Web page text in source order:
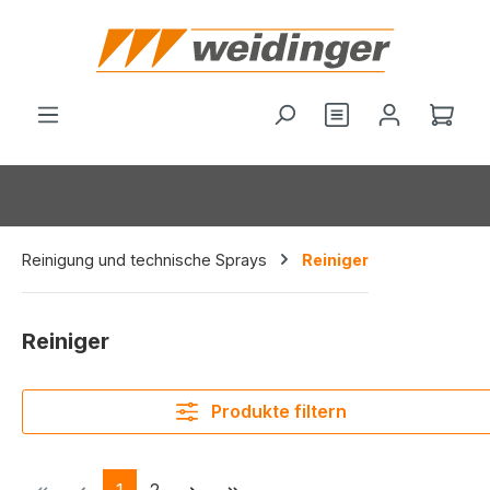
springen
Du hast 0
Reinigung und technische Sprays Reiniger
Reiniger
Produkte filtern